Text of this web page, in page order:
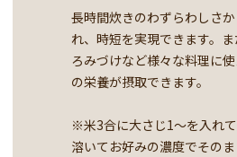
長時間炊きのわずらわしさ
れ、時短を実現できます。
ろみづけなど様々な料理に
の栄養が摂取できます。
※米3合に大さじ1～を入れ
溶いてお好みの濃度でその